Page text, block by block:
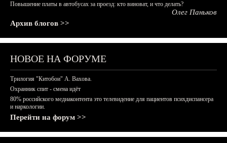
Повышение платы в автобусах за проезд: кто виноват, и что делать?
Олег Паньков
Архив блогов >>
НОВОЕ НА ФОРУМЕ
Трилогия "Китобои" А. Вахова.
Охранник спит - смена идёт
80% российского медиаконтента это телевидение для пациентов психдиспансера
и наркологии.
Перейти на форум >>